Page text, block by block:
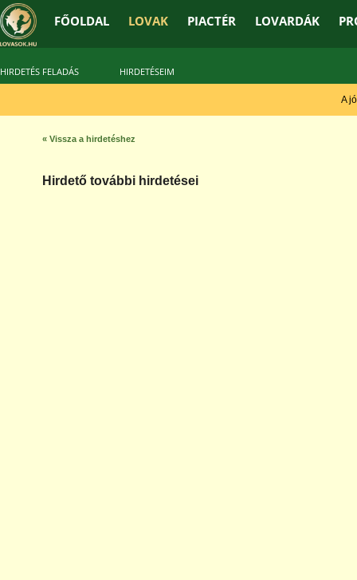
FŐOLDAL LOVAK PIACTÉR LOVARDÁK
HIRDETÉS FELADÁS HIRDETÉSEIM
A jó
« Vissza a hirdetéshez
Hirdető további hirdetései